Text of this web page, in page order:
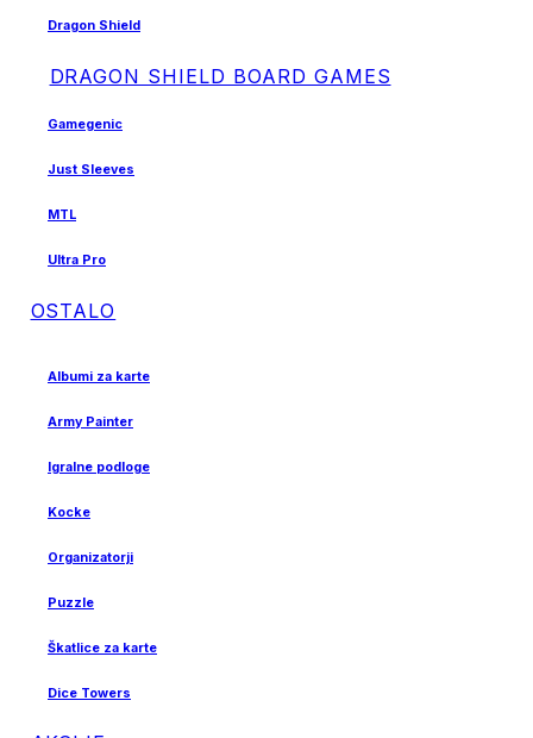
Dragon Shield
DRAGON SHIELD BOARD GAMES
Gamegenic
Just Sleeves
MTL
Ultra Pro
OSTALO
Albumi za karte
Army Painter
Igralne podloge
Kocke
Organizatorji
Puzzle
Škatlice za karte
Dice Towers